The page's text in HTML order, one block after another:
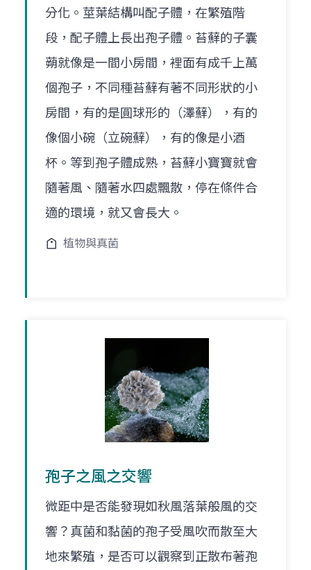
分化。莖葉結構叫配子體，在繁殖階
段，配子體上長出孢子體。苔蘚的子囊
蒴就像是一間小房間，裡面有成千上萬
個孢子，不同種苔蘚有著不同形狀的小
房間，有的是圓球形的（澤蘚），有的
像個小碗（立碗蘚），有的像是小酒
杯。等到孢子體成熟，苔蘚小寶寶就會
隨著風、隨著水四處飄散，停在條件合
適的環境，就又會長大。
植物與真菌
孢子之風之交響
微距中是否能發現如秋風落葉般風的交
響？真菌和黏菌的孢子受風吹而散至大
地來繁殖，是否可以觀察到正散布著孢